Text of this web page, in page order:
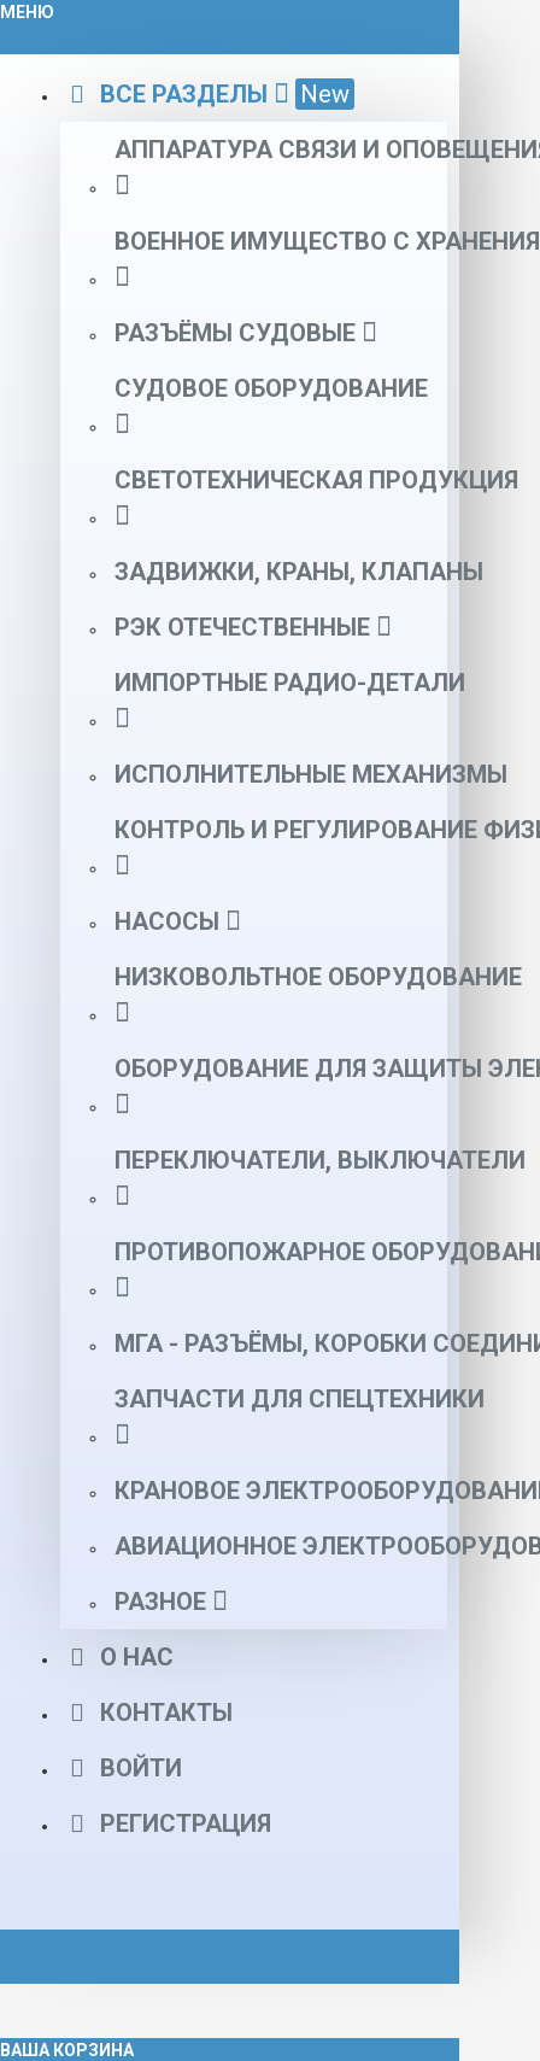
МЕНЮ
ВСЕ РАЗДЕЛЫ
New
АППАРАТУРА СВЯЗИ И
ВОЕННОЕ ИМУЩЕСТВО С ХРАНЕНИЯ
РАЗЪЁМЫ СУДОВЫЕ
СУДОВОЕ ОБОРУДОВАНИЕ
СВЕТОТЕХНИЧЕСКАЯ ПРОДУКЦИЯ
ЗАДВИЖКИ, КРАНЫ, КЛАПАНЫ
РЭК ОТЕЧЕСТВЕННЫЕ
ИМПОРТНЫЕ РАДИО-ДЕТАЛИ
ИСПОЛНИТЕЛЬНЫЕ МЕХАНИЗМЫ
КОНТРОЛЬ И РЕГУЛИРОВАНИЕ
НАСОСЫ
НИЗКОВОЛЬТНОЕ ОБОРУДОВАНИЕ
ОБОРУДОВАНИЕ ДЛЯ ЗАЩИТЫ
ПЕРЕКЛЮЧАТЕЛИ, ВЫКЛЮЧАТЕЛИ
ПРОТИВОПОЖАРНОЕ
МГА - РАЗЪЁМЫ, КОРОБКИ
ЗАПЧАСТИ ДЛЯ СПЕЦТЕХНИКИ
КРАНОВОЕ
АВИАЦИОННОЕ
РАЗНОЕ
О НАС
КОНТАКТЫ
ВОЙТИ
РЕГИСТРАЦИЯ
ВАША КОРЗИНА